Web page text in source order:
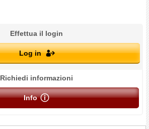
Effettua il login
Log in
Richiedi informazioni
Info